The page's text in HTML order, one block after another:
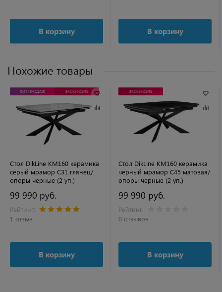
В корзину В корзину
Похожие товары
ХИТ ПРОДАЖ ЭКСКЛЮЗИВ
Стол DikLine KM160 керамика
серый мрамор С31 глянец/
опоры черные (2 уп.)
99 990 руб.
Рейтинг:
1 отзыв
В корзину
ЭКСКЛЮЗИВ
Стол DikLine KM160 керамика
черный мрамор С45 матовая/
опоры черные (2 уп.)
99 990 руб.
Рейтинг:
0 отзывов
В корзину